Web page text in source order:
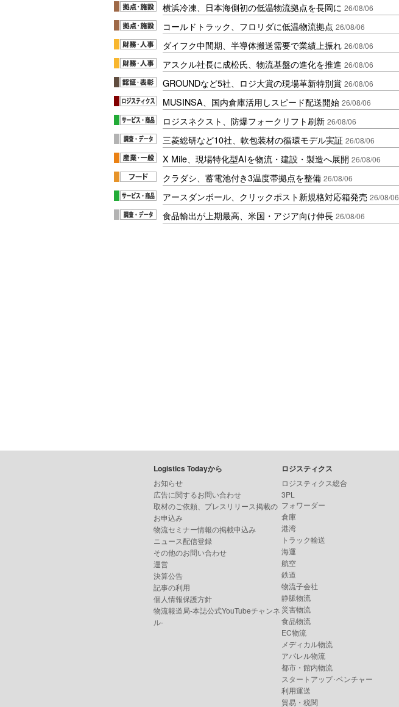
横浜冷凍、日本海側初の低温物流拠点を長岡に 26/08/06
コールドトラック、フロリダに低温物流拠点 26/08/06
ダイフク中間期、半導体搬送需要で業績上振れ 26/08/06
アスクル社長に成松氏、物流基盤の進化を推進 26/08/06
GROUNDなど5社、ロジ大賞の現場革新特別賞 26/08/06
MUSINSA、国内倉庫活用しスピード配送開始 26/08/06
ロジスネクスト、防爆フォークリフト刷新 26/08/06
三菱総研など10社、軟包装材の循環モデル実証 26/08/06
X Mile、現場特化型AIを物流・建設・製造へ展開 26/08/06
クラダシ、蓄電池付き3温度帯拠点を整備 26/08/06
アースダンボール、クリックポスト新規格対応箱発売 26/08/06
食品輸出が上期最高、米国・アジア向け伸長 26/08/06
Logistics Todayから
お知らせ
広告に関するお問い合わせ
取材のご依頼、プレスリリース掲載の
お申込み
物流セミナー情報の掲載申込み
ニュース配信登録
その他のお問い合わせ
運営
決算公告
記事の利用
個人情報保護方針
物流報道局-本誌公式YouTubeチャンネ
ル-
ロジスティクス
ロジスティクス総合
3PL
フォワーダー
倉庫
港湾
トラック輸送
海運
航空
鉄道
物流子会社
静脈物流
災害物流
食品物流
EC物流
メディカル物流
アパレル物流
都市・館内物流
スタートアップ･ベンチャー
利用運送
貿易・税関